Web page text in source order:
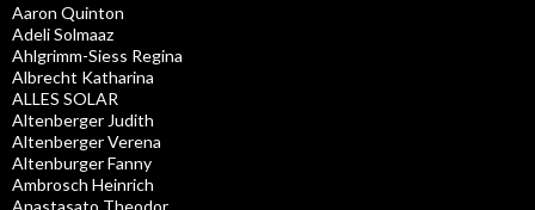
Aaron Quinton
Adeli Solmaaz
Ahlgrimm-Siess Regina
Albrecht Katharina
ALLES SOLAR
Altenberger Judith
Altenberger Verena
Altenburger Fanny
Ambrosch Heinrich
Anastasato Theodor